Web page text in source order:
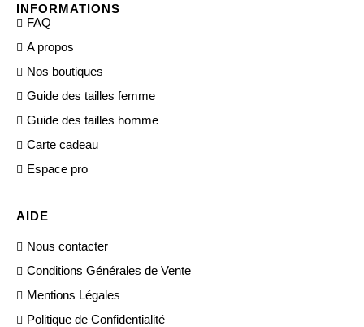
INFORMATIONS
FAQ
A propos
Nos boutiques
Guide des tailles femme
Guide des tailles homme
Carte cadeau
Espace pro
AIDE
Nous contacter
Conditions Générales de Vente
Mentions Légales
Politique de Confidentialité